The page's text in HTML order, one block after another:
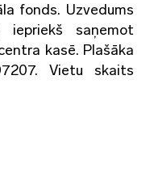
fonds. Uzvedums
saņemot
kasē. Plašāka
Vietu skaits